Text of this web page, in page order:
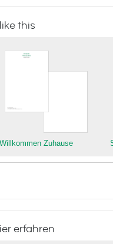
this
Willkommen Zuhause
erfahren